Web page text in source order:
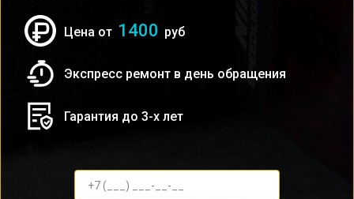
Цена от 1400 руб
Экспресс ремонт в день обращения
Гарантия до 3-х лет